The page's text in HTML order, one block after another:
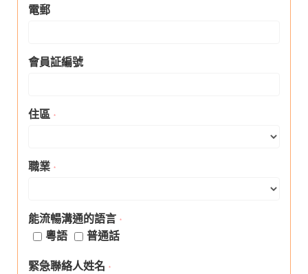
電郵
會員証編號
住區 *
職業 *
能流暢溝通的語言 *
粵語
普通話
緊急聯絡人姓名 *